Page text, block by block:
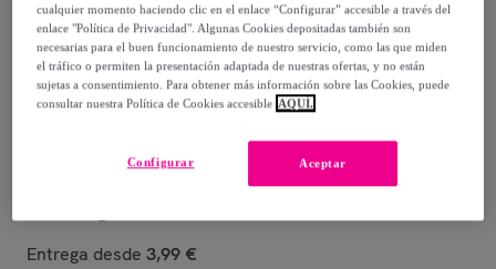
69,99 €
-82%
Vendido porPostquam Cosmetic
Entrega desde 3,99 €
cualquier momento haciendo clic en el enlace “Configurar” accesible a través del
enlace "Política de Privacidad". Algunas Cookies depositadas también son
necesarias para el buen funcionamiento de nuestro servicio, como las que miden
el tráfico o permiten la presentación adaptada de nuestras ofertas, y no están
sujetas a consentimiento. Para obtener más información sobre las Cookies, puede
consultar nuestra Política de Cookies accesible AQUÍ.
Aceptar
Configurar